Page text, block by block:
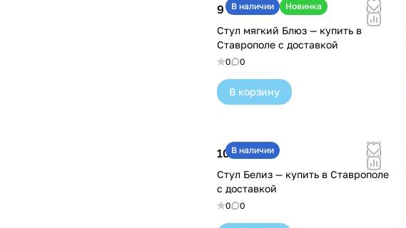
В наличии Новинка
9 500 ₽
Стул мягкий Блюз — купить в
Ставрополе с доставкой
0 0
В корзину
В наличии
10 260 ₽
Стул Белиз — купить в Ставрополе
с доставкой
0 0